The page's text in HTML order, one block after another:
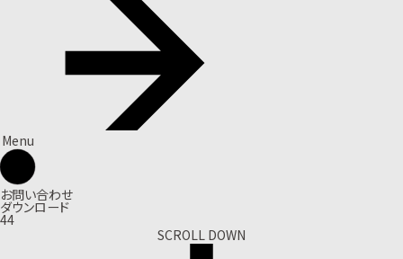
Menu
お問い合わせ
ダウンロード
44
SCROLL DOWN